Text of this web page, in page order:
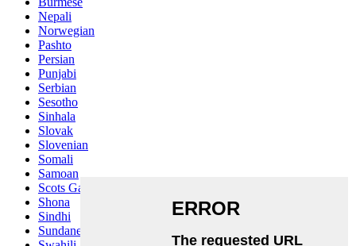
Nepali
Norwegian
Pashto
Persian
Punjabi
Serbian
Sesotho
Sinhala
Slovak
Slovenian
Somali
Samoan
Scots Gaelic
Shona
Sindhi
Sundanese